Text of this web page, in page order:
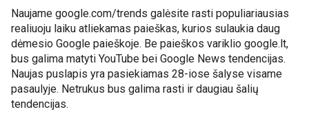
Naujame google.com/trends galėsite rasti populiariausias
realiuoju laiku atliekamas paieškas, kurios sulaukia daug
dėmesio Google paieškoje. Be paieškos variklio google.lt,
bus galima matyti YouTube bei Google News tendencijas.
Naujas puslapis yra pasiekiamas 28-iose šalyse visame
pasaulyje. Netrukus bus galima rasti ir daugiau šalių
tendencijas.